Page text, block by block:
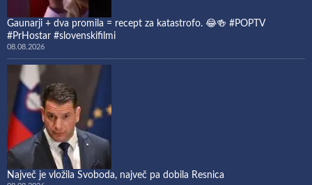
Gaunarji + dva promila = recept za katastrofo. 😂🍻 #POPTV
#PrHostar #slovenskifilmi
08.08.2026
Največ je vložila Svoboda, največ pa dobila Resnica